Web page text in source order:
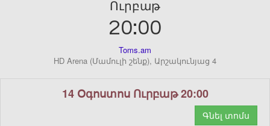
Ուրբաթ
20:00
Toms.am
HD Arena (Մամուլի շենք), Արշակունյաց 4
14 Օգոստոս Ուրբաթ 20:00
Գնել տոմս